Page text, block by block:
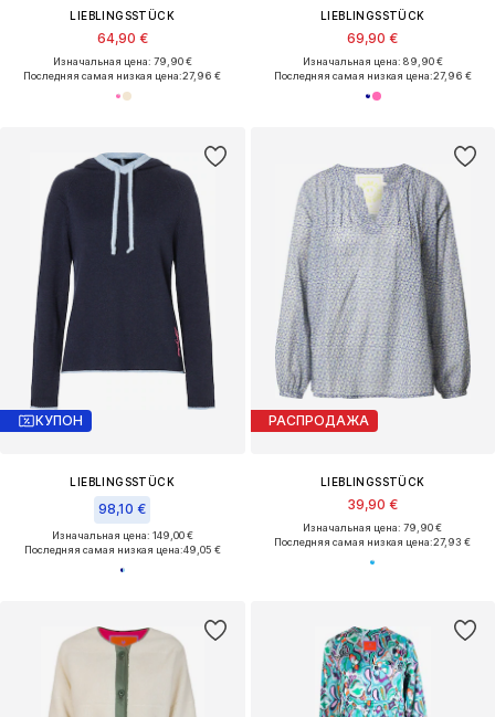
LIEBLINGSSTÜCK
64,90 €
Изначальная цена: 79,90 €
Последняя самая низкая цена:27,96 €
LIEBLINGSSTÜCK
69,90 €
Изначальная цена: 89,90 €
Последняя самая низкая цена:27,96 €
КУПОН
LIEBLINGSSTÜCK
98,10 €
Изначальная цена: 149,00 €
Последняя самая низкая цена:49,05 €
РАСПРОДАЖА
LIEBLINGSSTÜCK
39,90 €
Изначальная цена: 79,90 €
Последняя самая низкая цена:27,93 €